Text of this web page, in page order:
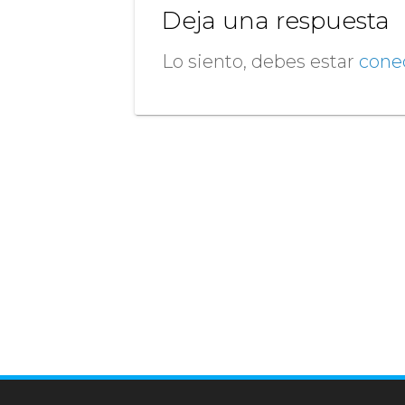
Deja una respuesta
Lo siento, debes estar